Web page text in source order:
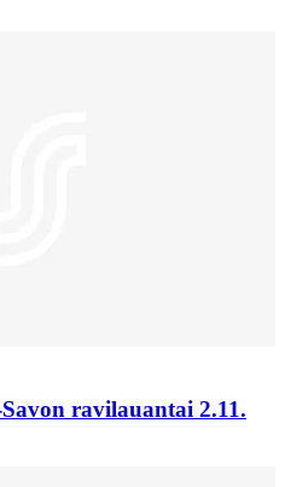
ravilauantai 2.11.